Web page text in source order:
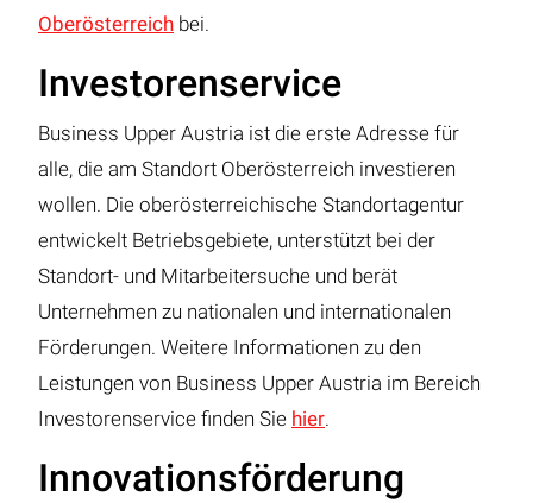
Oberösterreich bei.
Investorenservice
Business Upper Austria ist die erste Adresse für
alle, die am Standort Oberösterreich investieren
wollen. Die oberösterreichische Standortagentur
entwickelt Betriebsgebiete, unterstützt bei der
Standort- und Mitarbeitersuche und berät
Unternehmen zu nationalen und internationalen
Förderungen. Weitere Informationen zu den
Leistungen von Business Upper Austria im Bereich
Investorenservice finden Sie hier.
Innovationsförderung